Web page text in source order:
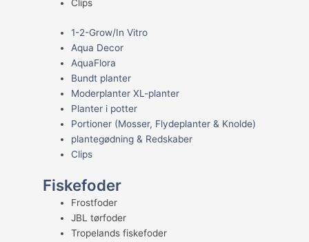
Clips
1-2-Grow/In Vitro
Aqua Decor
AquaFlora
Bundt planter
Moderplanter XL-planter
Planter i potter
Portioner (Mosser, Flydeplanter & Knolde)
plantegødning & Redskaber
Clips
Fiskefoder
Frostfoder
JBL tørfoder
Tropelands fiskefoder